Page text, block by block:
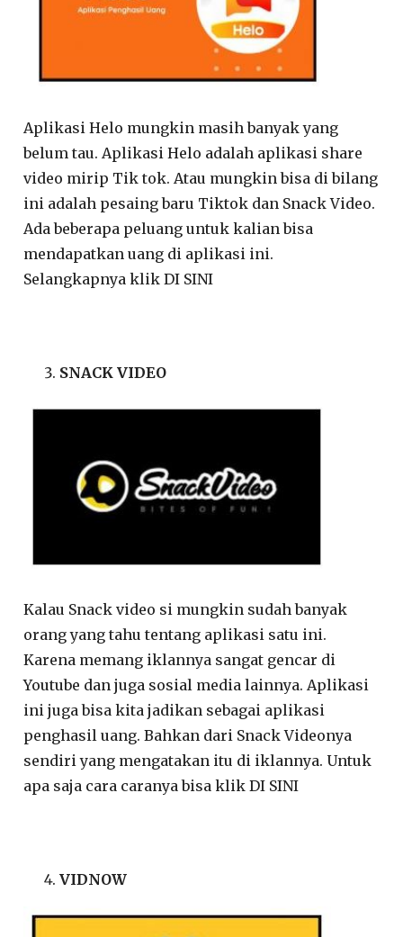
Aplikasi Helo mungkin masih banyak yang
belum tau. Aplikasi Helo adalah aplikasi share
video mirip Tik tok. Atau mungkin bisa di bilang
ini adalah pesaing baru Tiktok dan Snack Video.
Ada beberapa peluang untuk kalian bisa
mendapatkan uang di aplikasi ini.
Selangkapnya klik DI SINI
SNACK VIDEO
Kalau Snack video si mungkin sudah banyak
orang yang tahu tentang aplikasi satu ini.
Karena memang iklannya sangat gencar di
Youtube dan juga sosial media lainnya. Aplikasi
ini juga bisa kita jadikan sebagai aplikasi
penghasil uang. Bahkan dari Snack Videonya
sendiri yang mengatakan itu di iklannya. Untuk
apa saja cara caranya bisa klik DI SINI
VIDNOW